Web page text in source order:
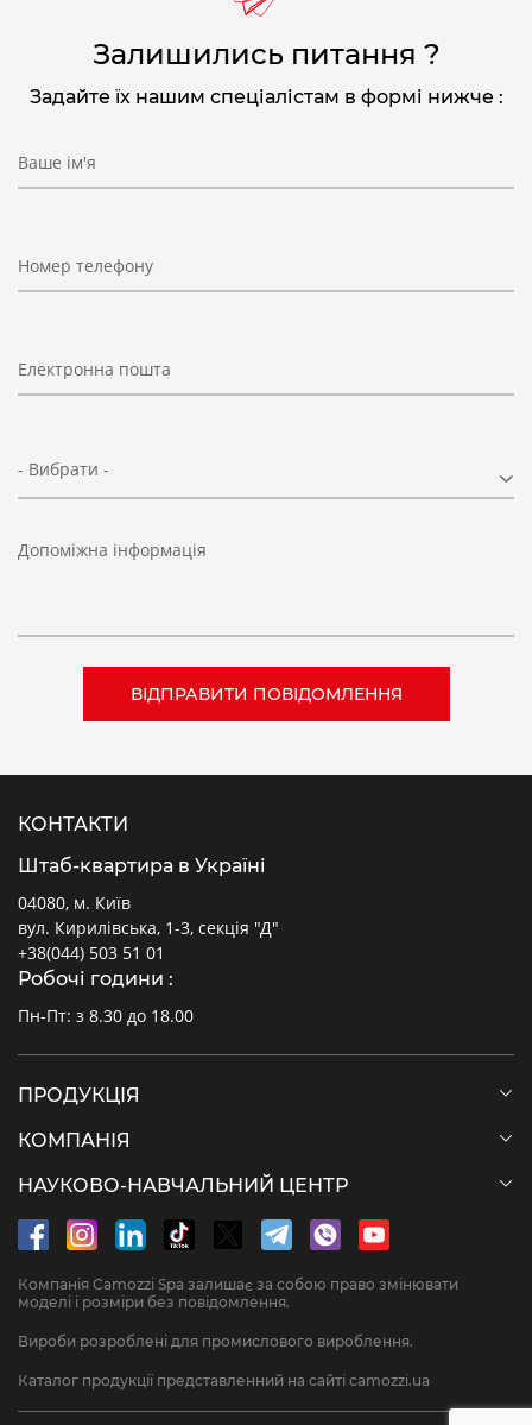
Залишились питання ?
Задайте їх нашим спеціалістам в формі нижче :
Ваше ім'я
Номер телефону
Електронна пошта
- Вибрати -
Допоміжна інформація
КОНТАКТИ
Штаб-квартира в Україні
04080, м. Київ
вул. Кирилівська, 1-3, секція "Д"
+38(044) 503 51 01
Робочі години :
Пн-Пт: з 8.30 до 18.00
ПРОДУКЦІЯ
КОМПАНІЯ
НАУКОВО-НАВЧАЛЬНИЙ ЦЕНТР
Компанія Camozzi Spa залишає за собою право змінювати
моделі і розміри без повідомлення.
Вироби розроблені для промислового вироблення.
Каталог продукції представленний на сайті camozzi.ua